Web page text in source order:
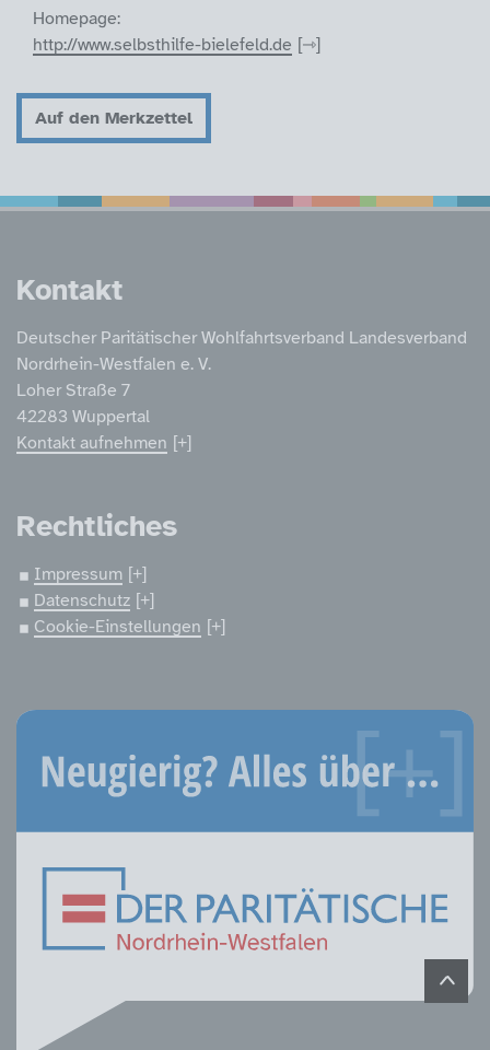
Homepage:
http://www.selbsthilfe-bielefeld.de
Auf den Merkzettel
Service
Kontakt
Deutscher Paritätischer Wohlfahrtsverband Landesverband
Nordrhein-Westfalen e. V.
Loher Straße 7
42283 Wuppertal
Kontakt aufnehmen
Rechtliches
Impressum
Datenschutz
Cookie-Einstellungen